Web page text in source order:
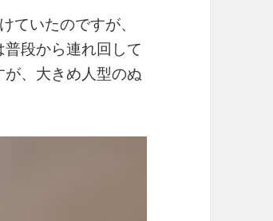
ていたのですが、
段から連れ回して
、大きめ人型のぬ